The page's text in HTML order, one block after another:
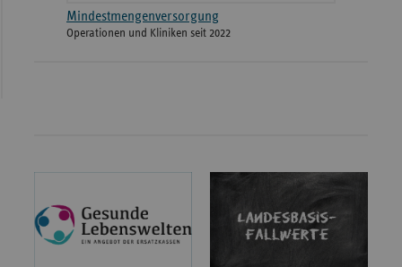
Mindestmengenversorgung
Operationen und Kliniken seit 2022